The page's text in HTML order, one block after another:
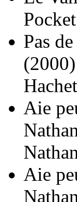
Pas
(2000)
Aie
Aie